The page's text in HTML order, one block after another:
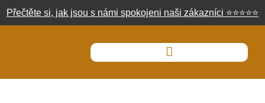
Přečtěte si, jak jsou s námi spokojeni naši zákazníci ⭐⭐⭐⭐⭐